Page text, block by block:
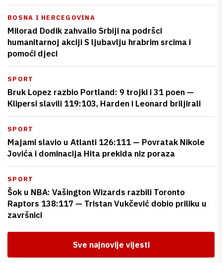
BOSNA I HERCEGOVINA
Milorad Dodik zahvalio Srbiji na podršci
humanitarnoj akciji S ljubavlju hrabrim srcima i
pomoći djeci
SPORT
Bruk Lopez razbio Portland: 9 trojki i 31 poen —
Klipersi slavili 119:103, Harden i Leonard briljirali
SPORT
Majami slavio u Atlanti 126:111 — Povratak Nikole
Jovića i dominacija Hita prekida niz poraza
SPORT
Šok u NBA: Vašington Wizards razbili Toronto
Raptors 138:117 — Tristan Vukčević dobio priliku u
završnici
Sve najnovije vijesti